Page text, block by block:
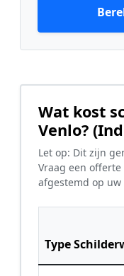
Wat kost
Venlo?
Let op: Dit zijn
Vraag een
afgestemd op
Type